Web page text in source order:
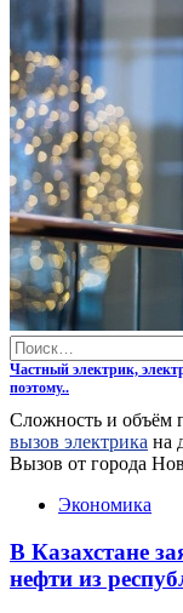
Найти:
Частный электрик,
поэтому..
Сложность и объём
вызов электрика на
Вызов от города
Экономика
В Казахстане
нефти из